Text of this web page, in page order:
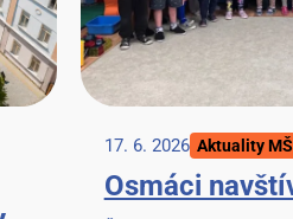
17. 6. 2026 Aktuality MŠ
Osmáci